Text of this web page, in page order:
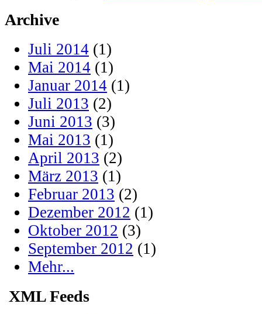
Archive
Juli 2014 (1)
Mai 2014 (1)
Januar 2014 (1)
Juli 2013 (2)
Juni 2013 (3)
Mai 2013 (1)
April 2013 (2)
März 2013 (1)
Februar 2013 (2)
Dezember 2012 (1)
Oktober 2012 (3)
September 2012 (1)
Mehr...
XML Feeds